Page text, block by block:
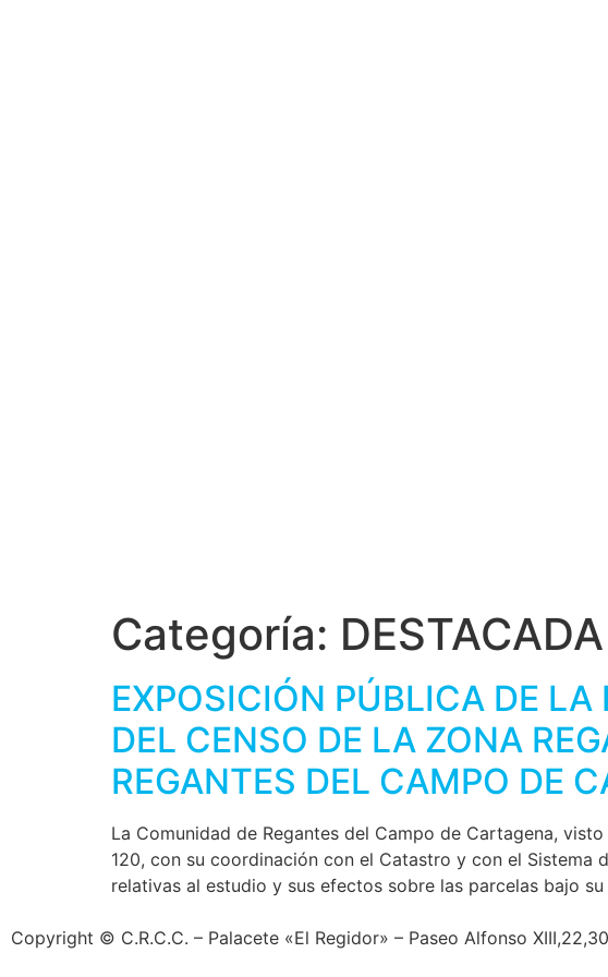
Categoría: DESTACADA
EXPOSICIÓN PÚBLICA DE
DEL CENSO DE LA ZONA
REGANTES DEL CAMPO DE
La Comunidad de Regantes del Campo de Cartagena,
120, con su coordinación con el Catastro y con el Sistema
relativas al estudio y sus efectos sobre las parcelas bajo
Copyright © C.R.C.C. – Palacete «El Regidor» – Paseo Alfonso